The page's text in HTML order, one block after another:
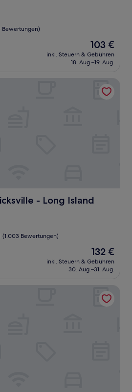
Bewertungen)
Der
Preis
beträgt
103 €
inkl. Steuern & Gebühren
18. Aug.–19. Aug.
- Long Island
- Long Island
(1.003 Bewertungen)
Der
Preis
beträgt
132 €
inkl. Steuern & Gebühren
30. Aug.–31. Aug.